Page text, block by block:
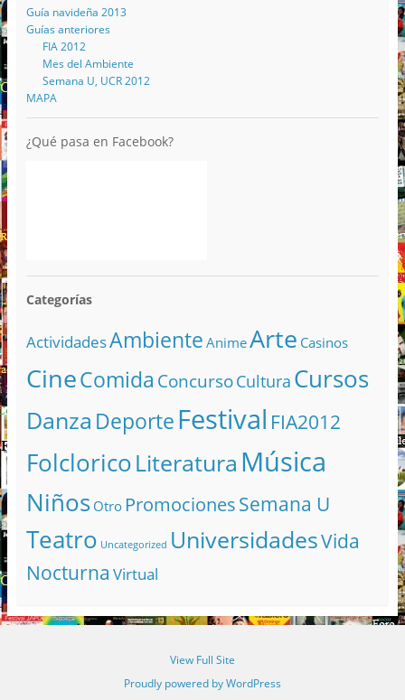
Guía navideña 2013
Guías anteriores
FIA 2012
Mes del Ambiente
Semana U, UCR 2012
MAPA
¿Qué pasa en Facebook?
Categorías
ActividadesAmbiente AnimeArte Casinos
CineComida ConcursoCultura Cursos
Danza DeporteFestival FIA2012
FolcloricoLiteratura Música
Niños Otro PromocionesSemana U
Teatro Uncategorized UniversidadesVida
Nocturna Virtual
View Full Site
Proudly powered by WordPress